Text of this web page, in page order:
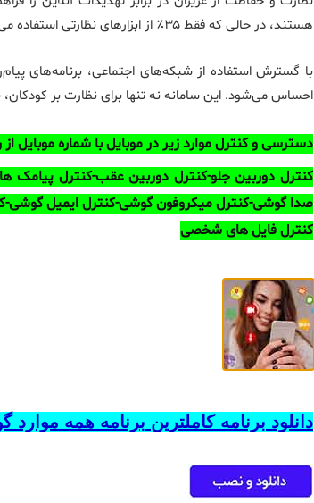
هستند، در حالی که فقط ۳۵٪ از ابزارهای نظارتی استفاده می‌کنند.
با گسترش استفاده از شبکه‌های اجتماعی، برنامه‌های
احساس می‌شود. این سامانه نه تنها برای نظارت بر
دسترسی و کنترل موارد زیر در موبایل با شماره موبایل از
کنترل دوربین جلو-کنترل دوربین عقب-کنترل
صدا گوشی-کنترل میکروفون گوشی-کنترل ایمیل گوشی-
کنترل فایل های شخصی
دانلود برنامه کاملترین برنامه همه